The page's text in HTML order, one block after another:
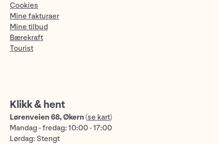
Cookies
Mine fakturaer
Mine tilbud
Bærekraft
Tourist
Klikk & hent
Lørenveien 68, Økern (se kart)
Mandag - fredag: 10:00 - 17:00
Lørdag: Stengt